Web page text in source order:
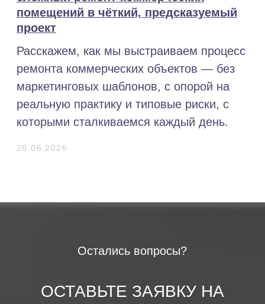
РАССЧИТАТЬ СМЕТУ ЗА 15 МИНУТ
Отправляя заявку, вы соглашаетесьс политикой
конфиденциальности
+7 (812) 565-65-05
Работаем в СПб и ЛО